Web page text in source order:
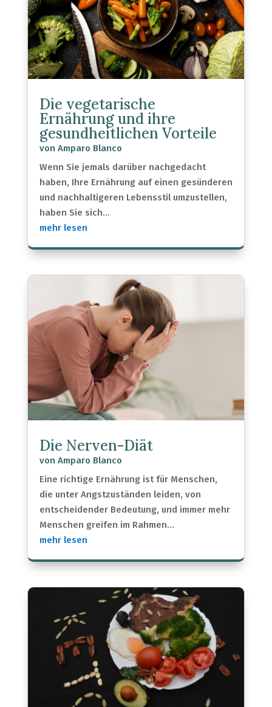
Die vegetarische
Ernährung und ihre
gesundheitlichen Vorteile
von Amparo Blanco
Wenn Sie jemals darüber nachgedacht
haben, Ihre Ernährung auf einen gesünderen
und nachhaltigeren Lebensstil umzustellen,
haben Sie sich...
mehr lesen
Die Nerven-Diät
von Amparo Blanco
Eine richtige Ernährung ist für Menschen,
die unter Angstzuständen leiden, von
entscheidender Bedeutung, und immer mehr
Menschen greifen im Rahmen...
mehr lesen